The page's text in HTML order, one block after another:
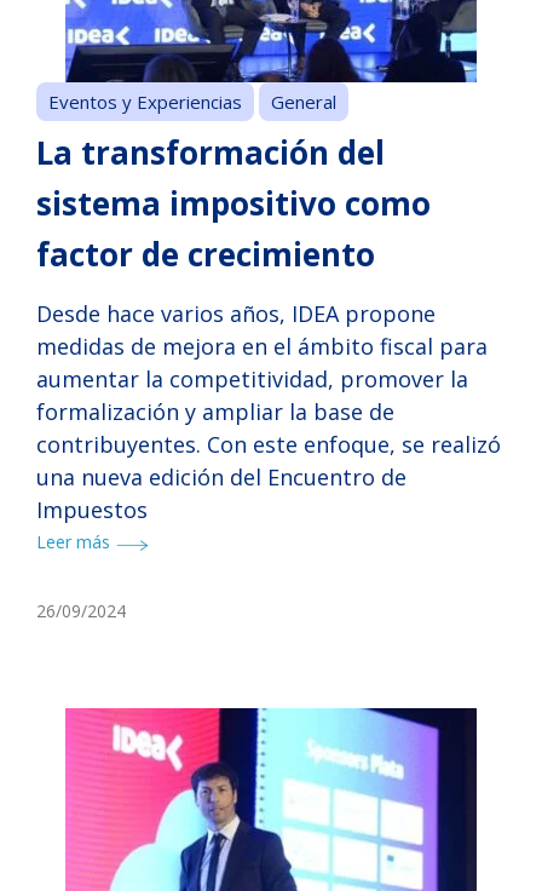
Eventos y Experiencias General
La transformación del
sistema impositivo como
factor de crecimiento
Desde hace varios años, IDEA propone
medidas de mejora en el ámbito fiscal para
aumentar la competitividad, promover la
formalización y ampliar la base de
contribuyentes. Con este enfoque, se realizó
una nueva edición del Encuentro de
Impuestos
Leer más
26/09/2024